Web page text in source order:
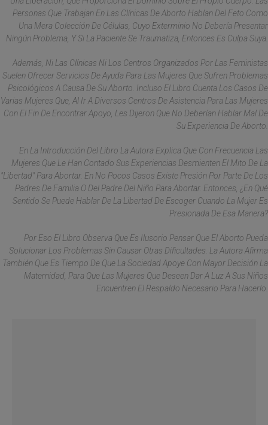
Personas Que Trabajan En Las Clínicas De Aborto Hablan Del Feto Como
Una Mera Colección De Células, Cuyo Exterminio No Debería Presentar
Ningún Problema, Y Si La Paciente Se Traumatiza, Entonces Es Culpa Suya.
Además, Ni Las Clínicas Ni Los Centros Organizados Por Las Feministas
Suelen Ofrecer Servicios De Ayuda Para Las Mujeres Que Sufren Problemas
Psicológicos A Causa De Su Aborto. Incluso El Libro Cuenta Los Casos De
Varias Mujeres Que, Al Ir A Diversos Centros De Asistencia Para Las Mujeres
Con El Fin De Encontrar Apoyo, Les Dijeron Que No Deberían Hablar Mal De
Su Experiencia De Aborto.
En La Introducción Del Libro La Autora Explica Que Con Frecuencia Las
Mujeres Que Le Han Contado Sus Experiencias Desmienten El Mito De La
"libertad" Para Abortar. En No Pocos Casos Existe Presión Por Parte De Los
Padres De Familia O Del Padre Del Niño Para Abortar. Entonces, ¿en Qué
Sentido Se Puede Hablar De La Libertad De Escoger Cuando La Mujer Es
Presionada De Esa Manera?
Por Eso El Libro Observa Que Es Ilusorio Pensar Que El Aborto Pueda
Solucionar Los Problemas Sin Causar Otras Dificultades. La Autora Afirma
También Que Es Tiempo De Que La Sociedad Apoye Con Mayor Decisión La
Maternidad, Para Que Las Mujeres Que Deseen Dar A Luz A Sus Niños
Encuentren El Respaldo Necesario Para Hacerlo.